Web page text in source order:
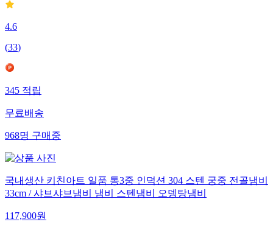
4.6
(33)
345적립
무료배송
968명구매중
국내생산 키친아트 일품 통3중 인덕션 304 스텐 궁중 전골냄비
33cm / 샤브샤브냄비 냄비 스텐냄비 오뎅탕냄비
117,900원